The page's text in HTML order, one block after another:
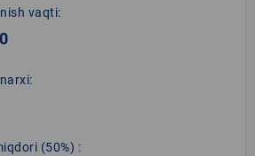
vaqti:
(50%) :